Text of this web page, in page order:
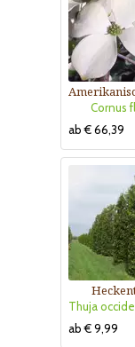
Cornus
ab € 66,39
ab € 9,99